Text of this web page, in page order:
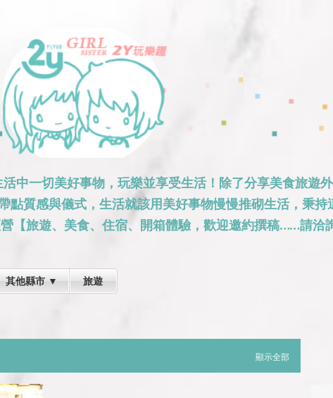
中一切美好事物，玩樂並享受生活！除了分享美食旅遊
點質感與儀式，生活就該用美好事物慢慢推砌生活，秉持
【旅遊、美食、住宿、開箱體驗，歡迎邀約撰稿……請洽
其他縣市 ▼ 旅遊
顯示全部